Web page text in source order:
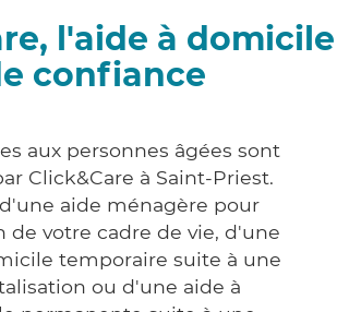
l'aide à domicile
confiance
aux personnes âgées sont
Click&Care à Saint-Priest.
aide ménagère pour
de votre cadre de vie, d'une
temporaire suite à une
ou d'une aide à